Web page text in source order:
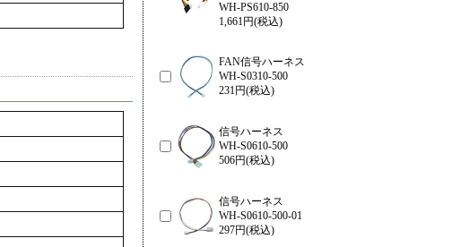
WH-PS610-850
1,661円(税込)
FAN信号ハーネス
WH-S0310-500
231円(税込)
信号ハーネス
WH-S0610-500
506円(税込)
信号ハーネス
WH-S0610-500-01
297円(税込)